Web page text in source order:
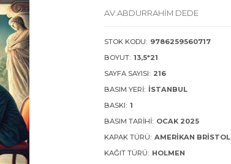
AV.ABDURRAHİM DEDE
STOK KODU: 9786259560717
BOYUT: 13,5*21
SAYFA SAYISI: 216
BASIM YERI: İSTANBUL
BASKI: 1
BASIM TARIHI: OCAK 2025
KAPAK TÜRÜ: AMERİKAN BRİSTOL
KAĞIT TÜRÜ: HOLMEN